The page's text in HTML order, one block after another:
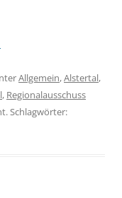
Allgemein,Alstertal,
, Regionalausschuss
Schlagwörter: